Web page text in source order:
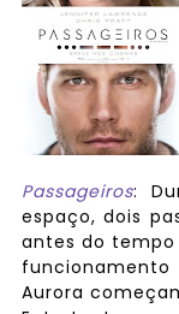
Passageiros:
espaço, dois
antes do
funcionamento
Aurora